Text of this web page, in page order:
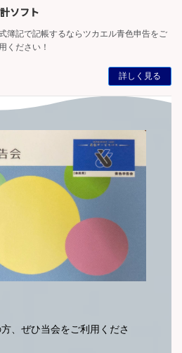
ソフト
簿記で記帳するならツカエル青色申告をご
ください！
詳しく見る
、ぜひ当会をご利用くださ